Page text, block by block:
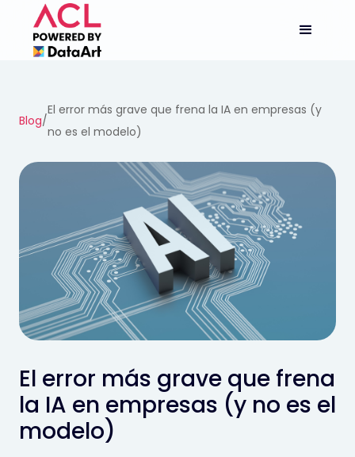
Blog/
El error más grave que frena la IA en empresas (y
no es el modelo)
El error más grave que frena
la IA en empresas (y no es el
modelo)